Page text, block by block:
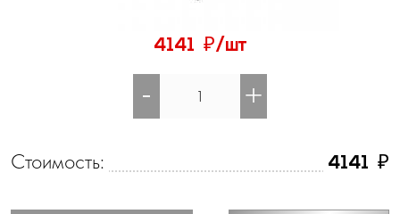
4141 ₽/шт
- +
Стоимость: 4141 ₽